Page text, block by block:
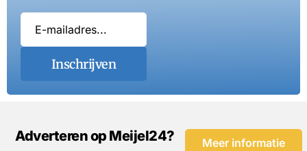
Inschrijven
Adverteren op Meijel24? Meer informatie